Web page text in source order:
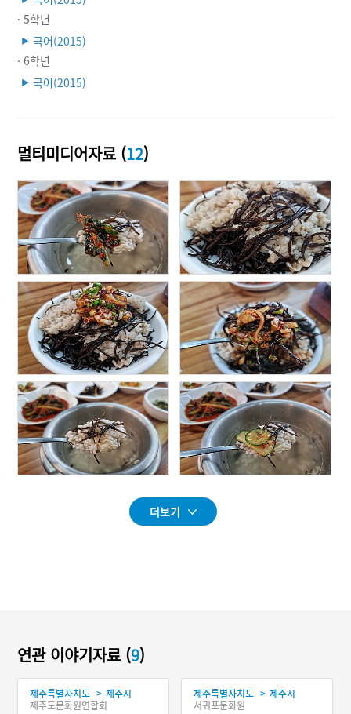
· 5학년
▶ 국어(2015)
· 6학년
▶ 국어(2015)
멀티미디어자료 (12)
더보기
연관 이야기자료 (9)
제주특별자치도 > 제주시
제주도문화원연합회
제주특별자치도 > 제주시
서귀포문화원